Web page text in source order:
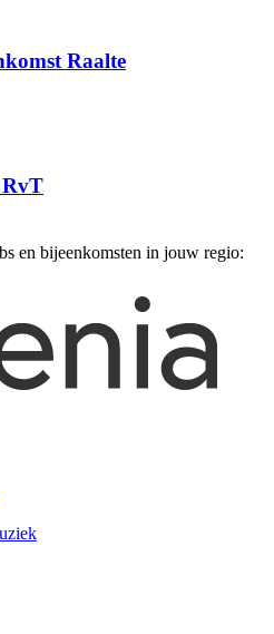
Raalte
RvT
en bijeenkomsten in jouw regio: